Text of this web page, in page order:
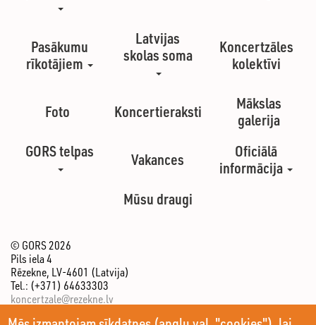
Pasākumu
rīkotājiem
Latvijas
skolas soma
Koncertzāles
kolektīvi
Foto Koncertieraksti
Mākslas
galerija
GORS telpas
Vakances
Oficiālā
informācija
Mūsu draugi
© GORS 2026
Pils iela 4
Rēzekne, LV-4601 (Latvija)
Tel.: (+371) 64633303
koncertzale@rezekne.lv